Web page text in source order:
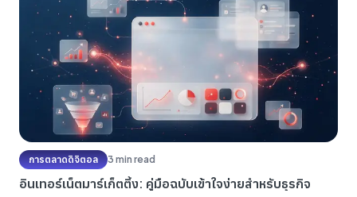
การตลาดดิจิตอล 3 min read
อินเทอร์เน็ตมาร์เก็ตติ้ง: คู่มือฉบับเข้าใจง่ายสำหรับธุรกิจ